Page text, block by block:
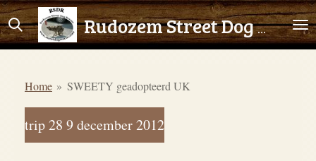
Ga
direct
hoofdinhoud
Rudozem Street Dog Rescue
Home » SWEETY geadopteerd UK
trip 28 9 december 2012